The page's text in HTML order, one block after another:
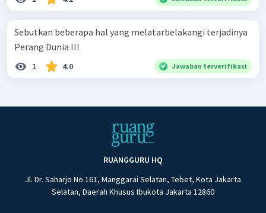
Sebutkan beberapa hal yang melatarbelakangi terjadinya
Perang Dunia II!
1 4.0 Jawaban terverifikasi
RUANGGURU HQ
Jl. Dr. Saharjo No.161, Manggarai Selatan, Tebet, Kota Jakarta
Selatan, Daerah Khusus Ibukota Jakarta 12860